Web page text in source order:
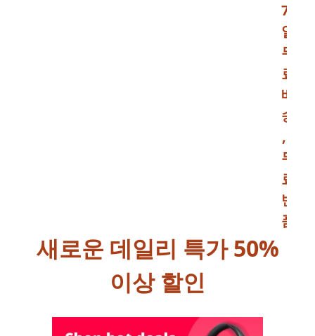
7
일
무
료
배
송
,
무
료
반
새로운 데일리 특가 50%
이상 할인